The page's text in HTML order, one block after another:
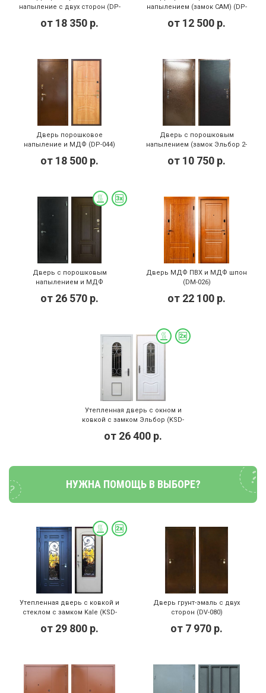
напыление с двух сторон (DP-
от 18 350 р.
напылением (замок САМ) (DP-
от 12 500 р.
Дверь порошковое
напыление и МДФ (DP-044)
от 18 500 р.
Дверь с порошковым
напылением (замок Эльбор 2-
от 10 750 р.
Дверь с порошковым
напылением и МДФ
(DP-050)
от 26 570 р.
Дверь МДФ ПВХ и МДФ шпон
(DM-026)
от 22 100 р.
Утепленная дверь с окном и
ковкой с замком Эльбор (KSD-
от 26 400 р.
НУЖНА ПОМОЩЬ В ВЫБОРЕ?
Утепленная дверь с ковкой и
стеклом с замком Kale (KSD-
от 29 800 р.
Дверь грунт-эмаль с двух
сторон (DV-080)
от 7 970 р.